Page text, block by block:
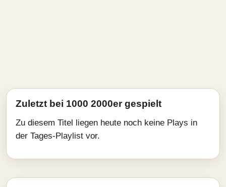
Zuletzt bei 1000 2000er gespielt
Zu diesem Titel liegen heute noch keine Plays in
der Tages-Playlist vor.